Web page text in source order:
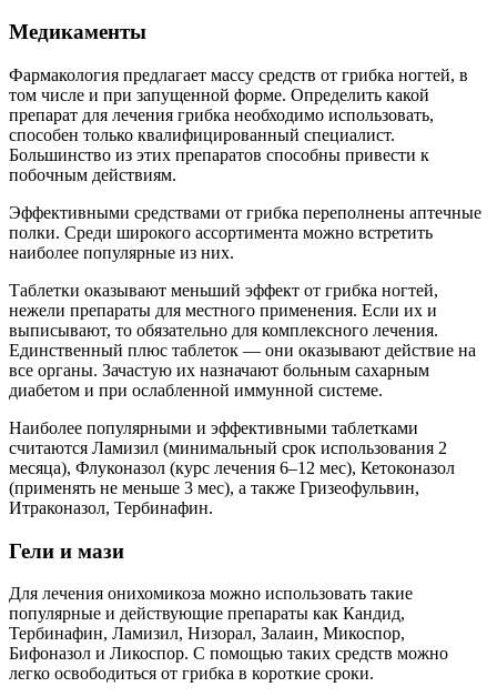
Медикаменты
Фармакология предлагает массу средств от грибка ногтей, в
том числе и при запущенной форме. Определить какой
препарат для лечения грибка необходимо использовать,
способен только квалифицированный специалист.
Большинство из этих препаратов способны привести к
побочным действиям.
Эффективными средствами от грибка переполнены аптечные
полки. Среди широкого ассортимента можно встретить
наиболее популярные из них.
Таблетки оказывают меньший эффект от грибка ногтей,
нежели препараты для местного применения. Если их и
выписывают, то обязательно для комплексного лечения.
Единственный плюс таблеток — они оказывают действие на
все органы. Зачастую их назначают больным сахарным
диабетом и при ослабленной иммунной системе.
Наиболее популярными и эффективными таблетками
считаются Ламизил (минимальный срок использования 2
месяца), Флуконазол (курс лечения 6–12 мес), Кетоконазол
(применять не меньше 3 мес), а также Гризеофульвин,
Итраконазол, Тербинафин.
Гели и мази
Для лечения онихомикоза можно использовать такие
популярные и действующие препараты как Кандид,
Тербинафин, Ламизил, Низорал, Залаин, Микоспор,
Бифоназол и Ликоспор. С помощью таких средств можно
легко освободиться от грибка в короткие сроки.